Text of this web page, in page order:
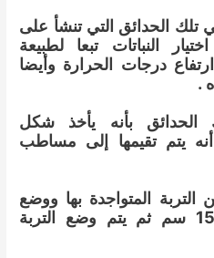
تلك الحدائق التي تنشأ على
النباتات تبعا لطبيعة
درجات الحرارة وأيضا
.
بأنه يأخذ شكل
يتم تقيمها إلى مساطب
التربة المتواجدة بها ووضع
الحصي لمسافة 15 سم ثم يتم وضع التربة